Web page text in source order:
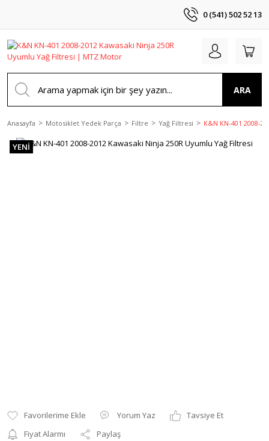
0 (541) 502 52 13
ARA
Anasayfa Motosiklet Yedek Parça Filtre Yağ Filtresi K&N KN-401 2008-
YENİ
Yorum Yaz
Tavsiye Et
Fiyat Alarmı
Paylaş